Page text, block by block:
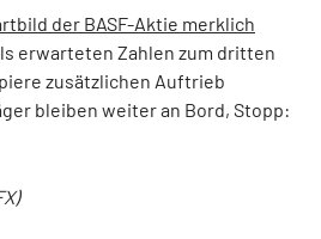
der BASF-Aktie merklich
erwarteten Zahlen zum dritten
zusätzlichen Auftrieb
bleiben weiter an Bord, Stopp: